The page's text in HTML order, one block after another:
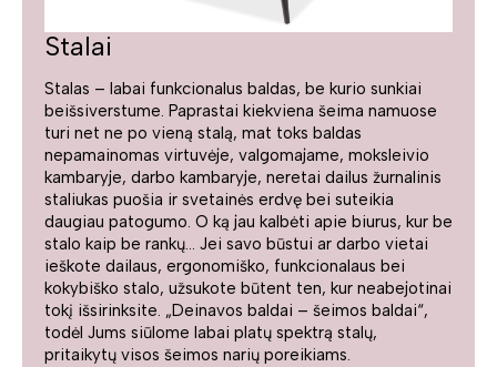
Stalai
Stalas – labai funkcionalus baldas, be kurio sunkiai
beišsiverstume. Paprastai kiekviena šeima namuose
turi net ne po vieną stalą, mat toks baldas
nepamainomas virtuvėje, valgomajame, moksleivio
kambaryje, darbo kambaryje, neretai dailus žurnalinis
staliukas puošia ir svetainės erdvę bei suteikia
daugiau patogumo. O ką jau kalbėti apie biurus, kur be
stalo kaip be rankų... Jei savo būstui ar darbo vietai
ieškote dailaus, ergonomiško, funkcionalaus bei
kokybiško stalo, užsukote būtent ten, kur neabejotinai
tokį išsirinksite. „Deinavos baldai – šeimos baldai“,
todėl Jums siūlome labai platų spektrą stalų,
pritaikytų visos šeimos narių poreikiams.